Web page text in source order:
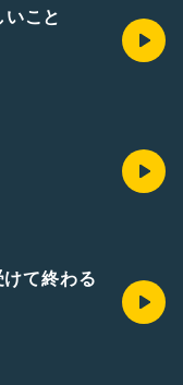
こと
て終わる